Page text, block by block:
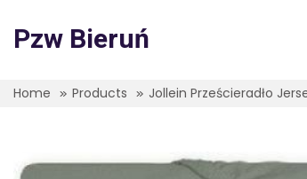
content
Pzw Bieruń
Home Products Jollein Prześcieradło